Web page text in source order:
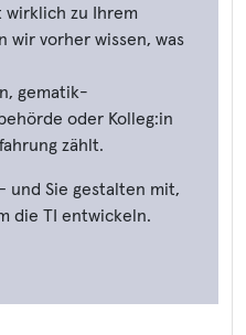
wirklich zu Ihrem
wir vorher wissen, was
gematik-
oder Kolleg:in
zählt.
und Sie gestalten mit,
die TI entwickeln.